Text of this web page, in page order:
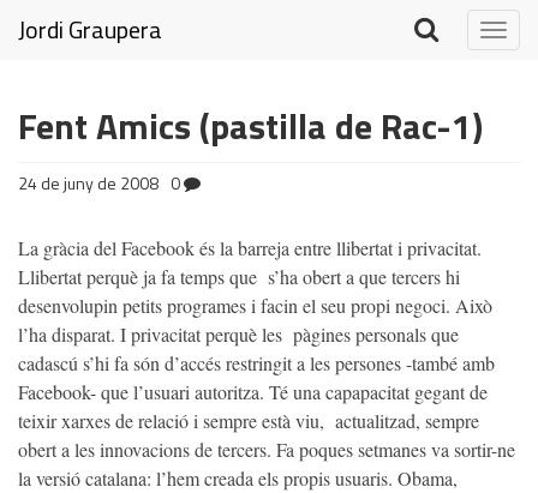
Jordi Graupera
Fent Amics (pastilla de Rac-1)
24 de juny de 2008 0
La gràcia del Facebook és la barreja entre llibertat i privacitat.
Llibertat perquè ja fa temps que s’ha obert a que tercers hi
desenvolupin petits programes i facin el seu propi negoci. Això
l’ha disparat. I privacitat perquè les pàgines personals que
cadascú s’hi fa són d’accés restringit a les persones -també amb
Facebook- que l’usuari autoritza. Té una capapacitat gegant de
teixir xarxes de relació i sempre està viu, actualitzad, sempre
obert a les innovacions de tercers. Fa poques setmanes va sortir-ne
la versió catalana: l’hem creada els propis usuaris. Obama,